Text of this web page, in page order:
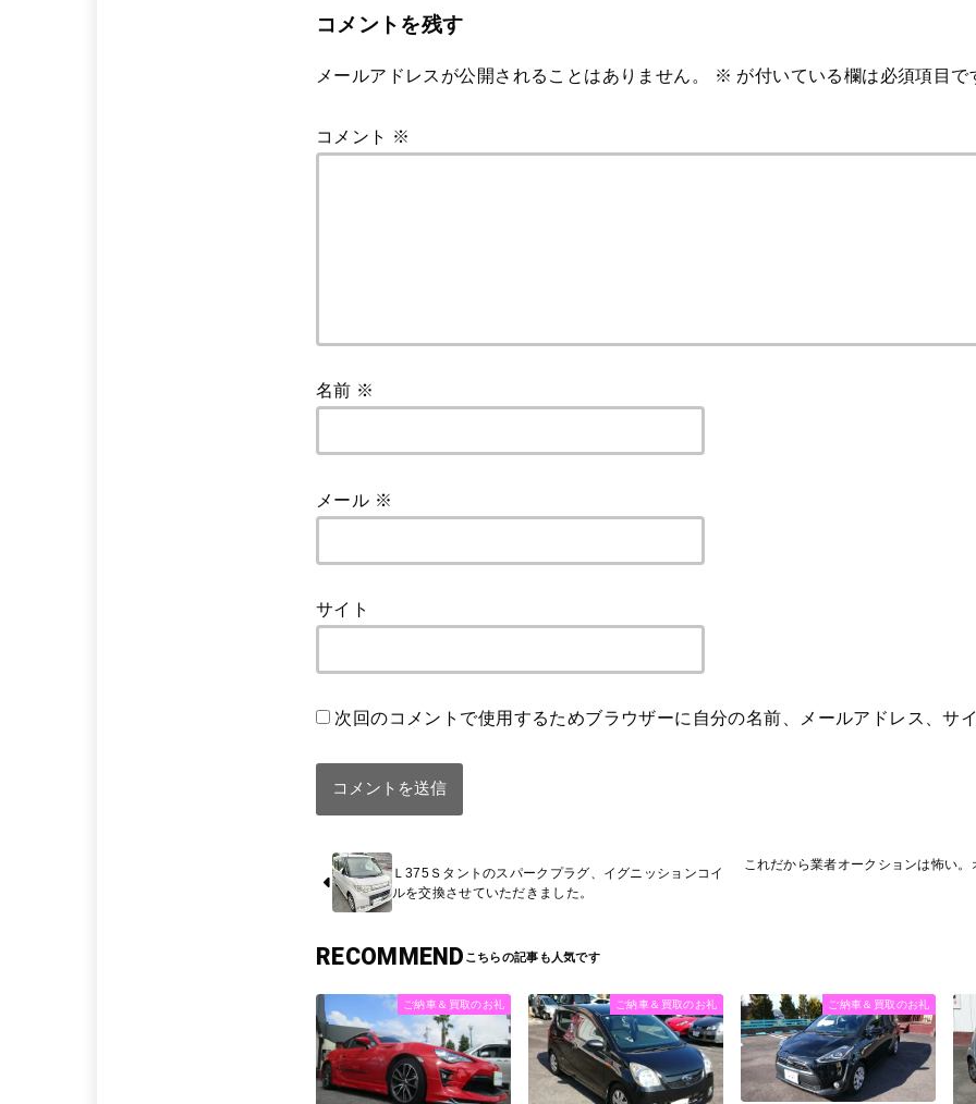
コメントを残す
メールアドレスが公開されることはありません。 ※ が付いている欄は必須項目で
コメント ※
名前 ※
メール ※
サイト
次回のコメントで使用するためブラウザーに自分の名前、メールアドレス、サ
Ｌ375Ｓタントのスパークプラグ、イグニッションコイ
ルを交換させていただきました。
これだから業者オークションは怖い
RECOMMEND
ご納車＆買取のお礼 ご納車＆買取のお礼 ご納車＆買取のお礼